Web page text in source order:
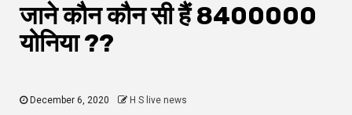
जाने कौन कौन सी हैं 8400000
योनिया ??
December 6, 2020 H S live news